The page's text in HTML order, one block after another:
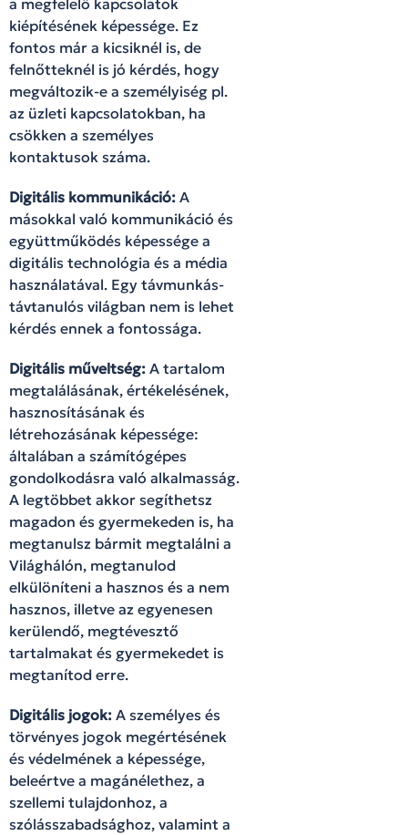
kiépítésének képessége. Ez
fontos már a kicsiknél is, de
felnőtteknél is jó kérdés, hogy
megváltozik-e a személyiség pl.
az üzleti kapcsolatokban, ha
csökken a személyes
kontaktusok száma.
Digitális kommunikáció: A
másokkal való kommunikáció és
együttműködés képessége a
digitális technológia és a média
használatával. Egy távmunkás-
távtanulós világban nem is lehet
kérdés ennek a fontossága.
Digitális műveltség: A tartalom
megtalálásának, értékelésének,
hasznosításának és
létrehozásának képessége:
általában a számítógépes
gondolkodásra való alkalmasság.
A legtöbbet akkor segíthetsz
magadon és gyermekeden is, ha
megtanulsz bármit megtalálni a
Világhálón, megtanulod
elkülöníteni a hasznos és a nem
hasznos, illetve az egyenesen
kerülendő, megtévesztő
tartalmakat és gyermekedet is
megtanítod erre.
Digitális jogok: A személyes és
törvényes jogok megértésének
és védelmének a képessége,
beleértve a magánélethez, a
szellemi tulajdonhoz, a
szólásszabadsághoz, valamint a